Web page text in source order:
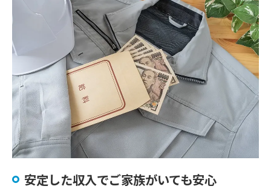
安定した収入でご家族がいても安心